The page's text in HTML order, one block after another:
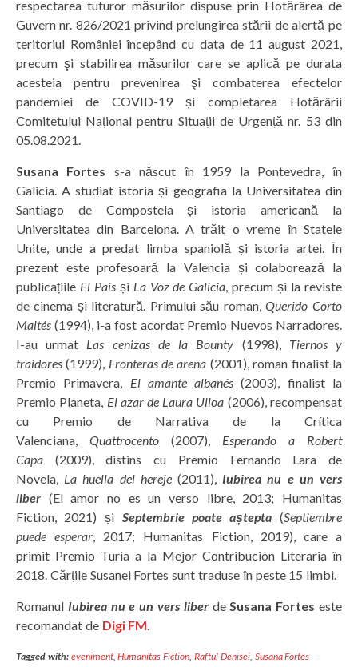
respectarea tuturor măsurilor dispuse prin Hotărârea de
Guvern nr. 826/2021 privind prelungirea stării de alertă pe
teritoriul României începând cu data de 11 august 2021,
precum şi stabilirea măsurilor care se aplică pe durata
acesteia pentru prevenirea şi combaterea efectelor
pandemiei de COVID-19 și completarea Hotărârii
Comitetului Național pentru Situații de Urgență nr. 53 din
05.08.2021.
Susana Fortes s-a născut în 1959 la Pontevedra, în
Galicia. A studiat istoria și geografia la Universitatea din
Santiago de Compostela și istoria americană la
Universitatea din Barcelona. A trăit o vreme în Statele
Unite, unde a predat limba spaniolă și istoria artei. În
prezent este profesoară la Valencia și colaborează la
publicațiile El País și La Voz de Galicia, precum și la reviste
de cinema și literatură. Primului său roman,Querido Corto
Maltés (1994), i-a fost acordat Premio Nuevos Narradores.
I-au urmat Las cenizas de la Bounty (1998), Tiernos y
traidores (1999), Fronteras de arena (2001), roman finalist la
Premio Primavera, El amante albanés (2003), finalist la
Premio Planeta, El azar de Laura Ulloa (2006), recompensat
cu Premio de Narrativa de la Crítica
Valenciana, Quattrocento (2007), Esperando a Robert
Capa (2009), distins cu Premio Fernando Lara de
Novela, La huella del hereje(2011), Iubirea nu e un vers
liber (El amor no es un verso libre, 2013; Humanitas
Fiction, 2021) și Septembrie poate aștepta (Septiembre
puede esperar, 2017; Humanitas Fiction, 2019), care a
primit Premio Turia a la Mejor Contribución Literaria în
2018. Cărțile Susanei Fortes sunt traduse în peste 15 limbi.
Romanul Iubirea nu e un vers liberdeSusana Fortes este
recomandat de Digi FM.
Tagged with: eveniment,Humanitas Fiction,Raftul Denisei, Susana Fortes